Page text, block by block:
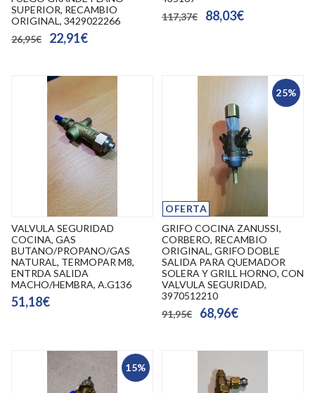
SUPERIOR, RECAMBIO
ORIGINAL, 3429022266
26,95€
22,91€
117,37€
88,03€
VALVULA SEGURIDAD
COCINA, GAS
BUTANO/PROPANO/GAS
NATURAL, TERMOPAR M8,
ENTRDA SALIDA
MACHO/HEMBRA, A.G136
51,18€
25%
OFERTA
GRIFO COCINA ZANUSSI,
CORBERO, RECAMBIO
ORIGINAL, GRIFO DOBLE
SALIDA PARA QUEMADOR
SOLERA Y GRILL HORNO, CON
VALVULA SEGURIDAD,
3970512210
91,95€
68,96€
15%